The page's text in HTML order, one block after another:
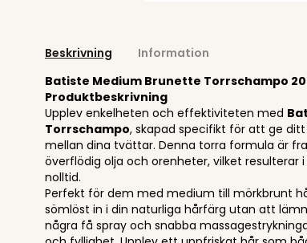
Beskrivning
Information
Batiste Medium Brunette Torrschampo
Produktbeskrivning
Upplev enkelheten och effektiviteten med
Torrschampo, skapad specifikt för att ge
mellan dina tvättar. Denna torra formula är
överflödig olja och orenheter, vilket
nolltid.
Perfekt för dem med medium till mörkbrunt
sömlöst in i din naturliga hårfärg utan att
några få spray och snabba